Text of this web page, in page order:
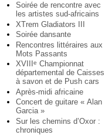
Soirée de rencontre avec
les artistes sud-africains
XTrem Gladiators III
Soirée dansante
Rencontres littéraires aux
Mots Passants
XVIII
e Championnat
départemental de Caisses
à savon et de Push cars
Après-midi africaine
Concert de guitare « Alan
Garcia »
Sur les chemins d’Oxor :
chroniques